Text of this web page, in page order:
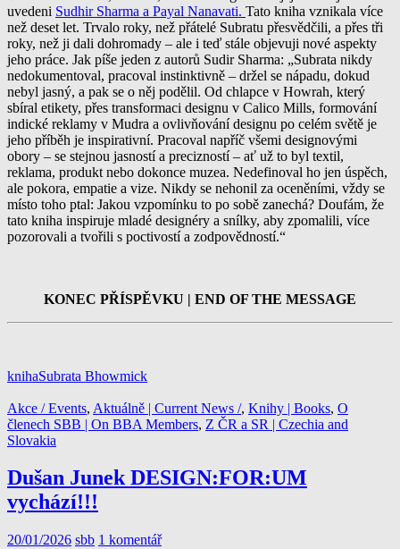
uvedeni Sudhir Sharma a Payal Nanavati. Tato kniha vznikala více
než deset let. Trvalo roky, než přátelé Subratu přesvědčili, a přes tři
roky, než ji dali dohromady – ale i teď stále objevuji nové aspekty
jeho práce. Jak píše jeden z autorů Sudir Sharma: „Subrata nikdy
nedokumentoval, pracoval instinktivně – držel se nápadu, dokud
nebyl jasný, a pak se o něj podělil. Od chlapce v Howrah, který
sbíral etikety, přes transformaci designu v Calico Mills, formování
indické reklamy v Mudra a ovlivňování designu po celém světě je
jeho příběh je inspirativní. Pracoval napříč všemi designovými
obory – se stejnou jasností a precizností – ať už to byl textil,
reklama, produkt nebo dokonce muzea. Nedefinoval ho jen úspěch,
ale pokora, empatie a vize. Nikdy se nehonil za oceněními, vždy se
místo toho ptal: Jakou vzpomínku to po sobě zanechá? Doufám, že
tato kniha inspiruje mladé designéry a snílky, aby zpomalili, více
pozorovali a tvořili s poctivostí a zodpovědností.“
KONEC PŘÍSPĚVKU | END OF THE MESSAGE
knihaSubrata Bhowmick
Akce / Events, Aktuálně | Current News /, Knihy | Books, O
členech SBB | On BBA Members, Z ČR a SR | Czechia and
Slovakia
Dušan Junek DESIGN:FOR:UM
vychází!!!
20/01/2026 sbb 1 komentář